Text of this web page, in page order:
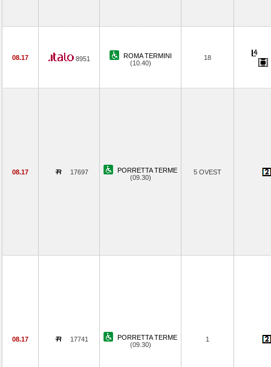
08.17 8951
ROMA TERMINI
(10.40)
18
08.17 17697
PORRETTA TERME
(09.30)
5 OVEST
08.17 17741
PORRETTA TERME
(09.30)
1